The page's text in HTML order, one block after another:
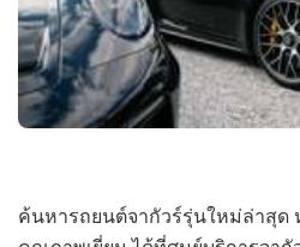
ค้นหารถยนต์จากัวร์รุ่นใหม่ล่าสุด